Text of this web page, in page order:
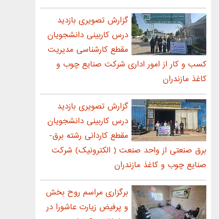
گزارش تصویری بازدید
درس کاربینی دانشجویان
مقطع کارشناسی مدیریت
کسب و کار از امور اداری شرکت صنایع چوب و
کاغذ مازندران
گزارش تصويری بازديد
درس كاربینی دانشجويان
مقطع کاردانی رشته برق-
برق صنعتی از واحد صنعت ( الکترونیک) شركت
صنايع چوب و كاغذ مازندران
برگزاری مراسم روح بخش
و پرفیض زیارت عاشورا در